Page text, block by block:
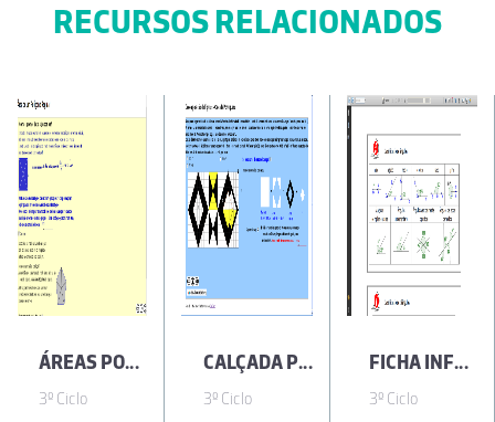
RECURSOS RELACIONADOS
ÁREAS POLÍGONOS
3º Ciclo
CALÇADA PORTUGUESA
3º Ciclo
FICHA INFORMATIVA - GEOMETRIA
3º Ciclo